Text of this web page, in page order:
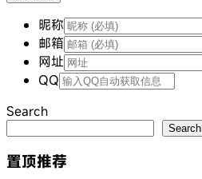
昵称
邮箱
网址
QQ
Search
Search
置顶推荐